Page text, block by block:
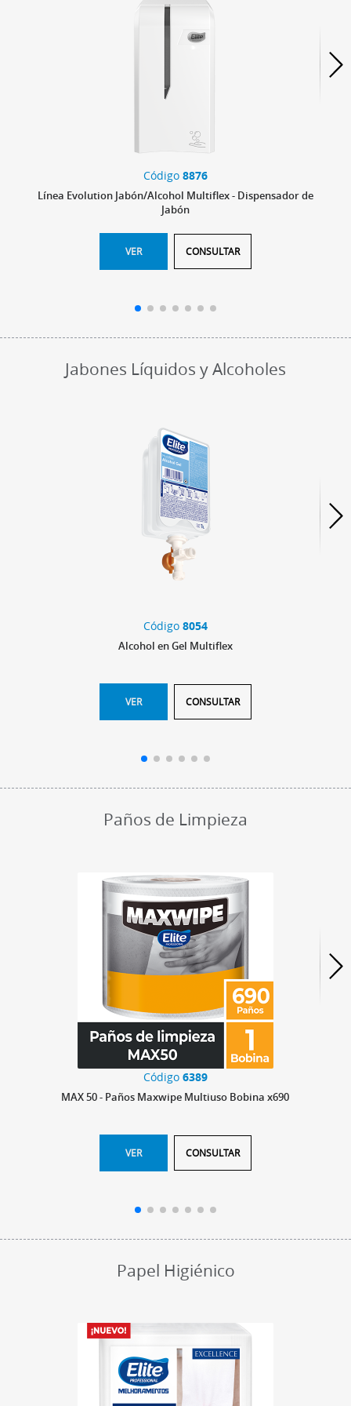
Código 8876
Línea Evolution Jabón/Alcohol Multiflex - Dispensador de
Jabón
VER CONSULTAR
Jabones Líquidos y Alcoholes
Código 8054
Alcohol en Gel Multiflex
VER CONSULTAR
Paños de Limpieza
Código 6389
MAX 50 - Paños Maxwipe Multiuso Bobina x690
VER CONSULTAR
Papel Higiénico